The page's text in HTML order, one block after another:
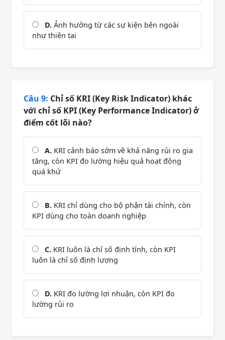
D. Ảnh hưởng từ các sự kiện bên ngoài
như thiên tai
Câu 9: Chỉ số KRI (Key Risk Indicator) khác
với chỉ số KPI (Key Performance Indicator) ở
điểm cốt lõi nào?
A. KRI cảnh báo sớm về khả năng rủi ro gia
tăng, còn KPI đo lường hiệu quả hoạt động
quá khứ
B. KRI chỉ dùng cho bộ phận tài chính, còn
KPI dùng cho toàn doanh nghiệp
C. KRI luôn là chỉ số định tính, còn KPI
luôn là chỉ số định lượng
D. KRI đo lường lợi nhuận, còn KPI đo
lường rủi ro